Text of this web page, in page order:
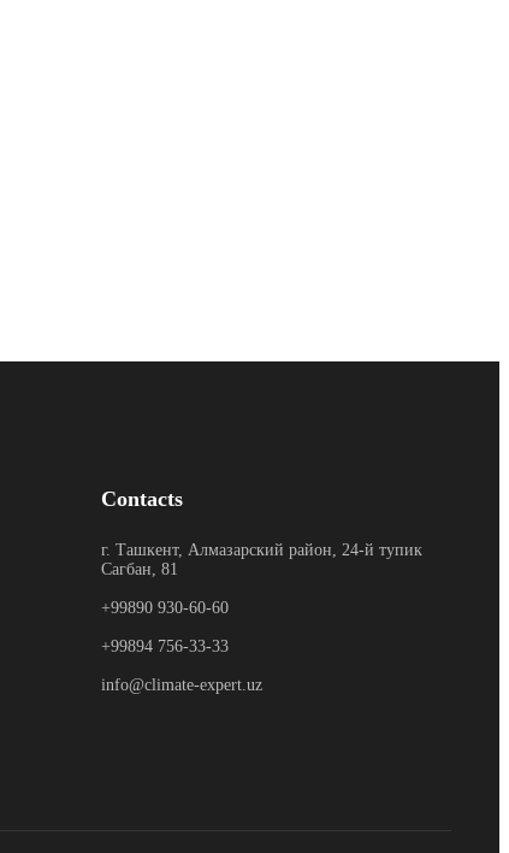
Contacts
г. Ташкент, Алмазарский район, 24-й тупик
Сагбан, 81
+99890 930-60-60
+99894 756-33-33
info@climate-expert.uz